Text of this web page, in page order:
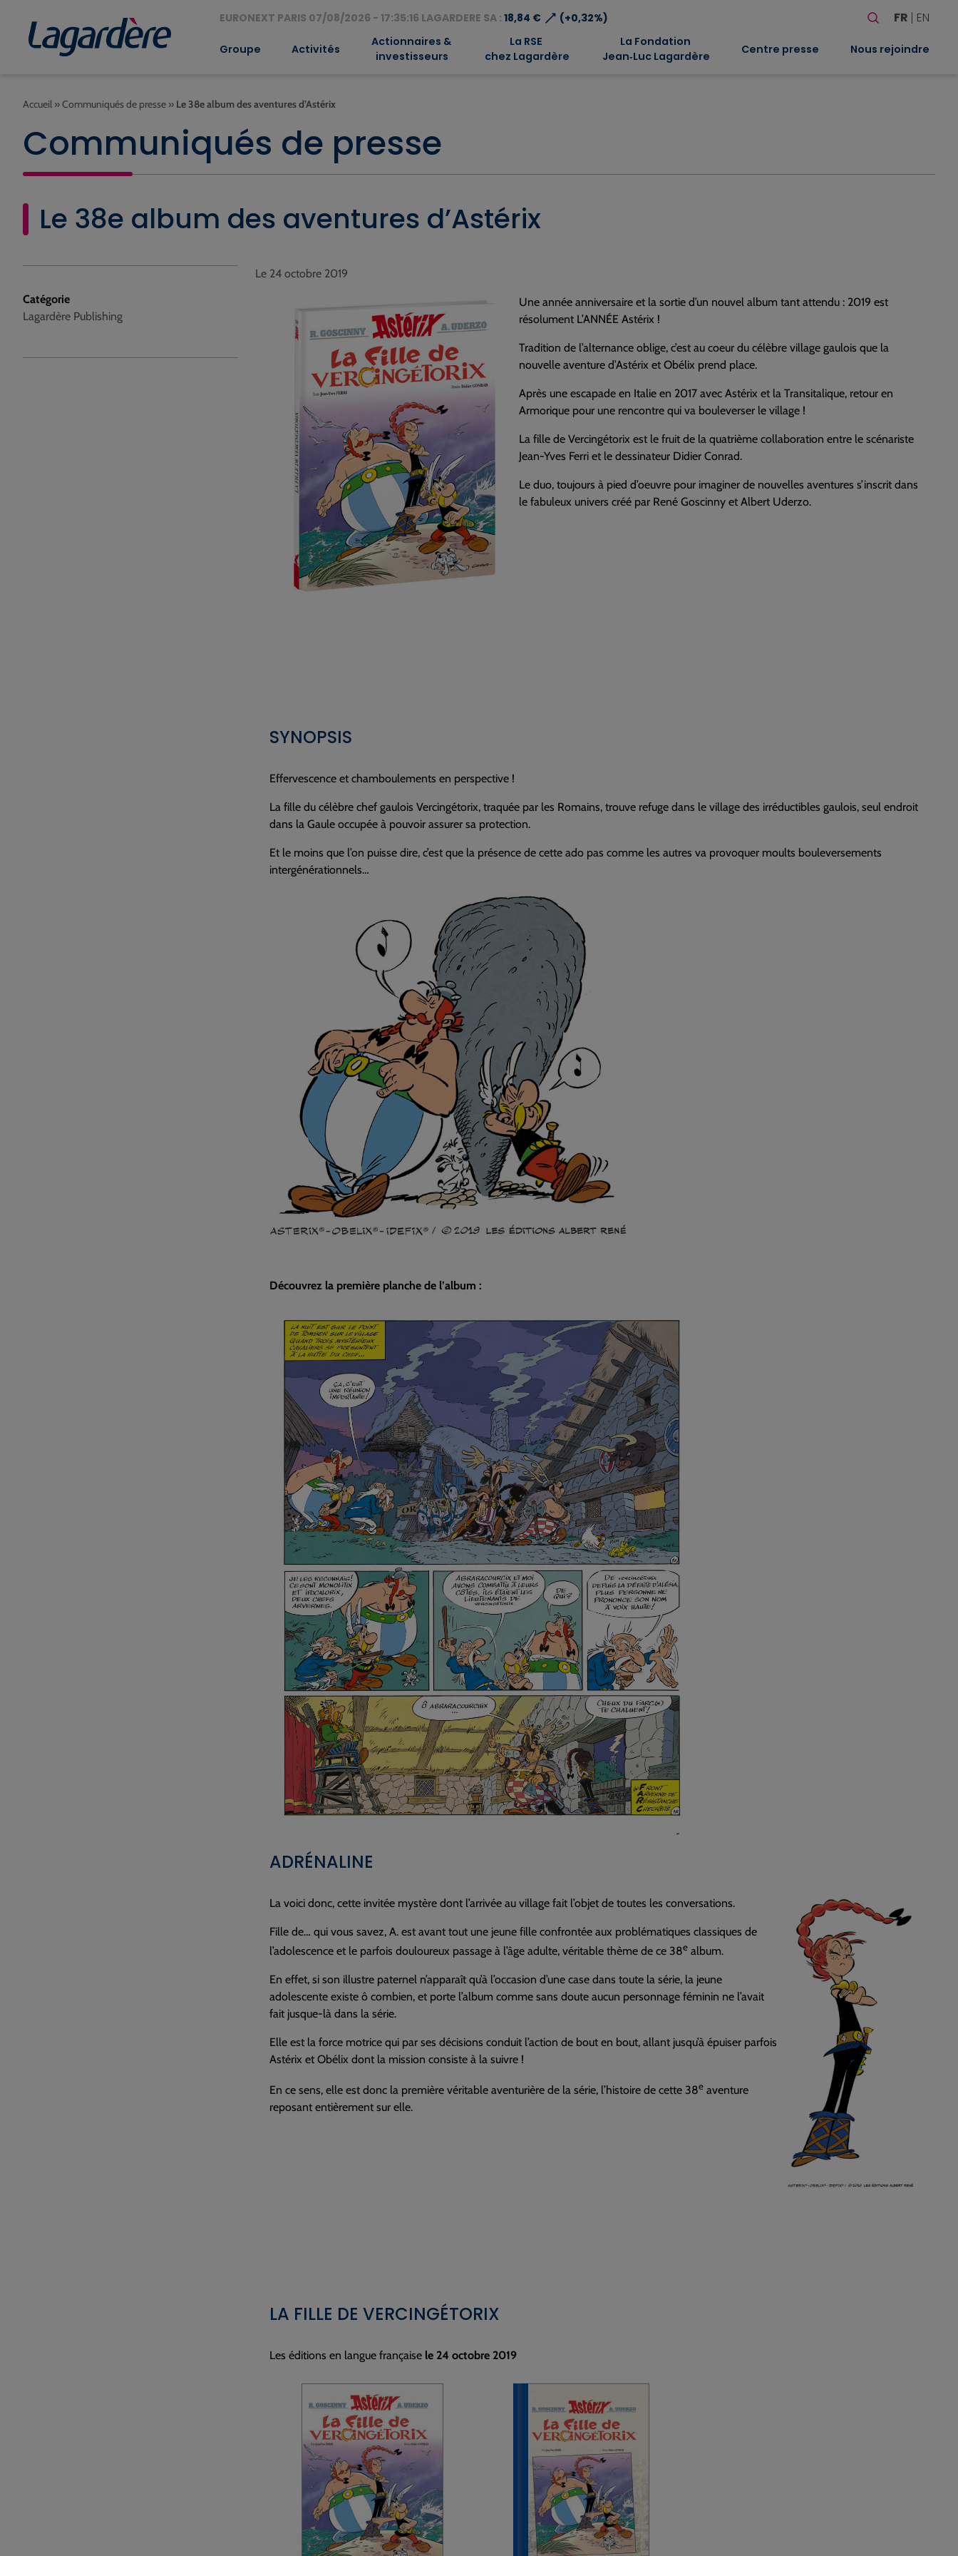
EURONEXT PARIS 07/08/2026 - 17:35:16 LAGARDERE SA : 18,84 €⟶ (+0,32%)
Rechercher
FR EN
Groupe Activités
Actionnaires &
investisseurs
La RSE
chez Lagardère
La Fondation
Jean‑Luc Lagardère
Centre presse Nous rejoindre
Accueil »Communiqués de presse » Le 38e album des aventures d’Astérix
Communiqués de presse
Le 38e album des aventures d’Astérix
Catégorie
Lagardère Publishing
Le 24 octobre 2019
Une année anniversaire et la sortie d’un nouvel album tant attendu : 2019 est
résolument L’ANNÉE Astérix !
Tradition de l’alternance oblige, c’est au coeur du célèbre village gaulois que la
nouvelle aventure d’Astérix et Obélix prend place.
Après une escapade en Italie en 2017 avec Astérix et la Transitalique, retour en
Armorique pour une rencontre qui va bouleverser le village !
La fille de Vercingétorix est le fruit de la quatrième collaboration entre le scénariste
Jean-Yves Ferri et le dessinateur Didier Conrad.
Le duo, toujours à pied d’oeuvre pour imaginer de nouvelles aventures s’inscrit dans
le fabuleux univers créé par René Goscinny et Albert Uderzo.
SYNOPSIS
Effervescence et chamboulements en perspective !
La fille du célèbre chef gaulois Vercingétorix, traquée par les Romains, trouve refuge dans le village des irréductibles gaulois, seul endroit
dans la Gaule occupée à pouvoir assurer sa protection.
Et le moins que l’on puisse dire, c’est que la présence de cette ado pas comme les autres va provoquer moults bouleversements
intergénérationnels…
Découvrez la première planche de l’album :
ADRÉNALINE
La voici donc, cette invitée mystère dont l’arrivée au village fait l’objet de toutes les conversations.
Fille de… qui vous savez, A. est avant tout une jeune fille confrontée aux problématiques classiques de
l’adolescence et le parfois douloureux passage à l’âge adulte, véritable thème de ce 38e album.
En effet, si son illustre paternel n’apparaît qu’à l’occasion d’une case dans toute la série, la jeune
adolescente existe ô combien, et porte l’album comme sans doute aucun personnage féminin ne l’avait
fait jusque-là dans la série.
Elle est la force motrice qui par ses décisions conduit l’action de bout en bout, allant jusqu’à épuiser parfois
Astérix et Obélix dont la mission consiste à la suivre !
En ce sens, elle est donc la première véritable aventurière de la série, l’histoire de cette 38e aventure
reposant entièrement sur elle.
LA FILLE DE VERCINGÉTORIX
Les éditions en langue française le 24 octobre 2019